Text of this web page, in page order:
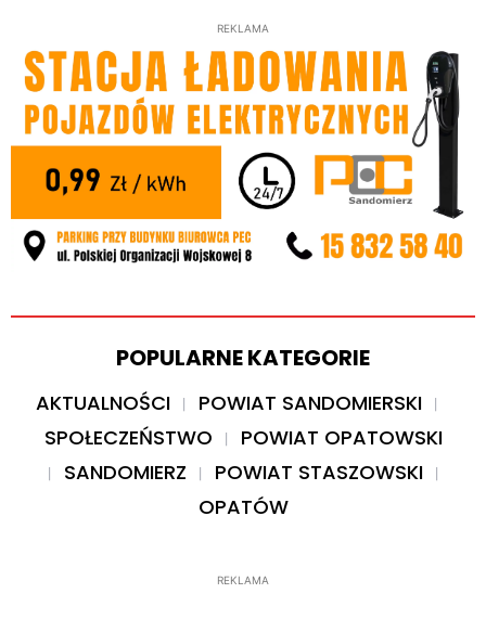
REKLAMA
POPULARNE KATEGORIE
AKTUALNOŚCI
POWIAT SANDOMIERSKI
SPOŁECZEŃSTWO
POWIAT OPATOWSKI
SANDOMIERZ
POWIAT STASZOWSKI
OPATÓW
REKLAMA